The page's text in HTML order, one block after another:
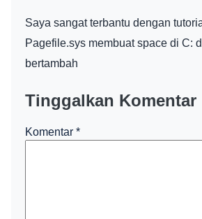
Saya sangat terbantu dengan
Pagefile.sys membuat space di C:
bertambah
Tinggalkan Komentar
Komentar *